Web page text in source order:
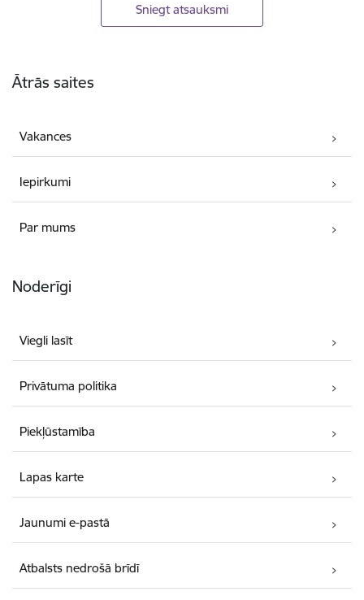
Sniegt atsauksmi
Ātrās saites
Vakances
Iepirkumi
Par mums
Noderīgi
Viegli lasīt
Privātuma politika
Piekļūstamība
Lapas karte
Jaunumi e-pastā
Atbalsts nedrošā brīdī